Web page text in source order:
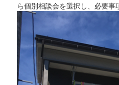
ら個別相談会を選択し、必要事